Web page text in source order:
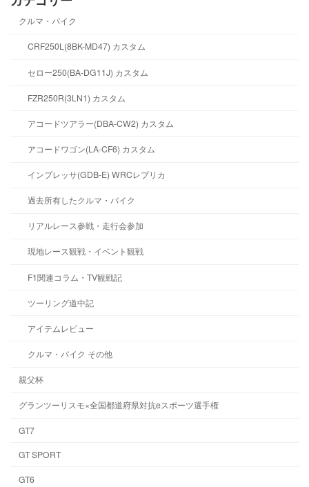
クルマ・バイク
CRF250L(8BK-MD47) カスタム
セロー250(BA-DG11J) カスタム
FZR250R(3LN1) カスタム
アコードツアラー(DBA-CW2) カスタム
アコードワゴン(LA-CF6) カスタム
インプレッサ(GDB-E) WRCレプリカ
過去所有したクルマ・バイク
リアルレース参戦・走行会参加
現地レース観戦・イベント観戦
F1関連コラム・TV観戦記
ツーリング道中記
アイテムレビュー
クルマ・バイク その他
親父杯
グランツーリスモ×全国都道府県対抗eスポーツ選手権
GT7
GT SPORT
GT6